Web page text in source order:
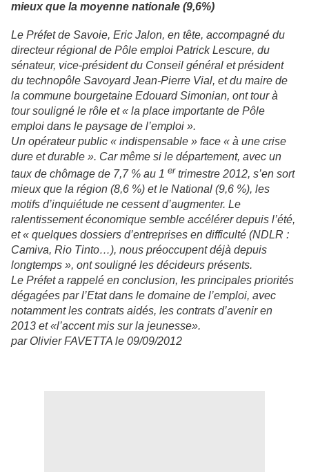
mieux que la moyenne nationale (9,6%)
Le Préfet de Savoie, Eric Jalon, en tête, accompagné du
directeur régional de Pôle emploi Patrick Lescure, du
sénateur, vice-président du Conseil général et président
du technopôle Savoyard Jean-Pierre Vial, et du maire de
la commune bourgetaine Edouard Simonian, ont tour à
tour souligné le rôle et « la place importante de Pôle
emploi dans le paysage de l’emploi ».
Un opérateur public « indispensable » face « à une crise
dure et durable ». Car même si le département, avec un
taux de chômage de 7,7 % au 1 er trimestre 2012, s’en sort
mieux que la région (8,6 %) et le National (9,6 %), les
motifs d’inquiétude ne cessent d’augmenter. Le
ralentissement économique semble accélérer depuis l’été,
et « quelques dossiers d’entreprises en difficulté (NDLR :
Camiva, Rio Tinto…), nous préoccupent déjà depuis
longtemps », ont souligné les décideurs présents.
Le Préfet a rappelé en conclusion, les principales priorités
dégagées par l’Etat dans le domaine de l’emploi, avec
notamment les contrats aidés, les contrats d’avenir en
2013 et «l’accent mis sur la jeunesse».
par Olivier FAVETTA le 09/09/2012